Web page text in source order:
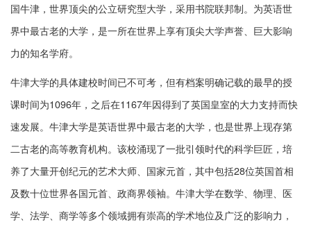
国牛津，世界顶尖的公立研究型大学，采用书院联邦制。为英语世
界中最古老的大学，是一所在世界上享有顶尖大学声誉、巨大影响
力的知名学府。
牛津大学的具体建校时间已不可考，但有档案明确记载的最早的授
课时间为1096年，之后在1167年因得到了英国皇室的大力支持而快
速发展。牛津大学是英语世界中最古老的大学，也是世界上现存第
二古老的高等教育机构。该校涌现了一批引领时代的科学巨匠，培
养了大量开创纪元的艺术大师、国家元首，其中包括28位英国首相
及数十位世界各国元首、政商界领袖。牛津大学在数学、物理、医
学、法学、商学等多个领域拥有崇高的学术地位及广泛的影响力，